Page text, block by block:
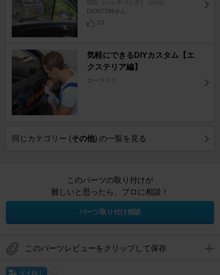
595 （ハッチバック） [2代目]
DEKI7799さん
23
気軽にできるDIYカスタム【エ
クステリア編】
カーライフ
同じカテゴリー (その他) の一覧を見る
このパーツの取り付けが
難しいと思ったら、プロに相談！
パーツ取り付け相談
このパーツレビューをクリップして保存
イイね！